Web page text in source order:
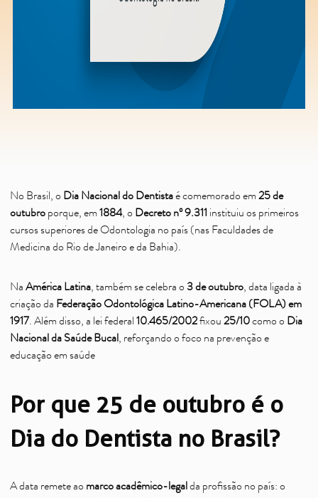
No Brasil, o Dia Nacional do Dentistaé comemorado em 25 de
outubro porque, em 1884, o Decreto nº 9.311 instituiu os primeiros
cursos superiores de Odontologia no país (nas Faculdades de
Medicina do Rio de Janeiro e da Bahia).
Na América Latina, também se celebra o 3 de outubro, data ligada à
criação da Federação Odontológica Latino-Americana (FOLA) em
1917. Além disso, a lei federal 10.465/2002fixou 25/10como o Dia
Nacional da Saúde Bucal, reforçando o foco na prevenção e
educação em saúde
Por que 25 de outubro é o
Dia do Dentista no Brasil?
A data remete ao marco acadêmico-legalda profissão no país: o